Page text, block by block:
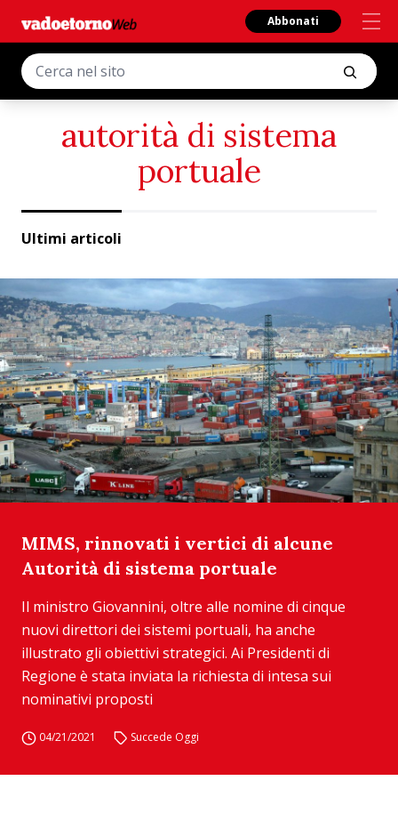
Abbonati
autorità di sistema
portuale
Ultimi articoli
MIMS, rinnovati i vertici di alcune
Autorità di sistema portuale
Il ministro Giovannini, oltre alle nomine di cinque
nuovi direttori dei sistemi portuali, ha anche
illustrato gli obiettivi strategici. Ai Presidenti di
Regione è stata inviata la richiesta di intesa sui
nominativi proposti
04/21/2021 Succede Oggi